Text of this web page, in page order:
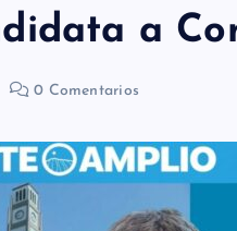
a
0 Comentarios